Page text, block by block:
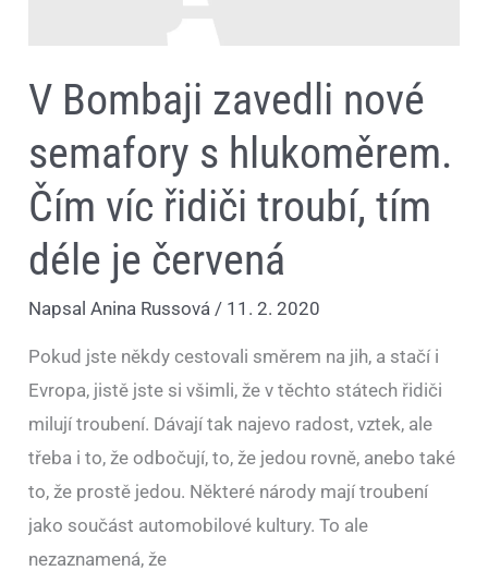
V Bombaji zavedli nové
semafory s hlukoměrem.
Čím víc řidiči troubí, tím
déle je červená
NapsalAnina Russová/ 11. 2. 2020
Pokud jste někdy cestovali směrem na jih, a stačí i
Evropa, jistě jste si všimli, že v těchto státech řidiči
milují troubení. Dávají tak najevo radost, vztek, ale
třeba i to, že odbočují, to, že jedou rovně, anebo také
to, že prostě jedou. Některé národy mají troubení
jako součást automobilové kultury. To ale
nezaznamená, že